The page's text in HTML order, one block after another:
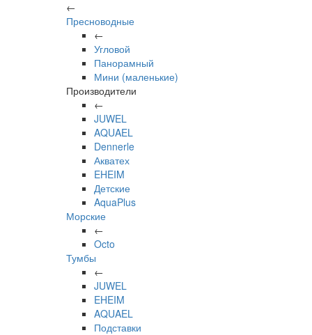
←
Пресноводные
←
Угловой
Панорамный
Мини (маленькие)
Производители
←
JUWEL
AQUAEL
Dennerle
Акватех
EHEIM
Детские
AquaPlus
Морские
←
Octo
Тумбы
←
JUWEL
EHEIM
AQUAEL
Подставки